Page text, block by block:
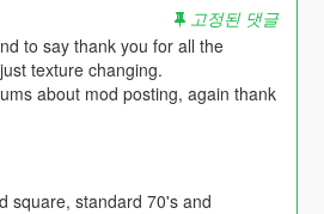
고정된 댓글
to say thank you for all the
texture changing.
about mod posting, again thank
square, standard 70's and